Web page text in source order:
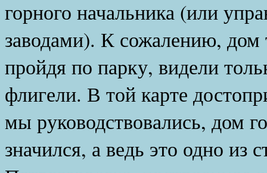
горного начальника (или
заводами). К сожалению,
пройдя по парку, видели
флигели. В той карте
мы руководствовались, дом
значился, а ведь это одно из